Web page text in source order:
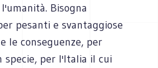
Bisogna
pesanti e svantaggiose
le conseguenze, per
specie, per l'Italia il cui